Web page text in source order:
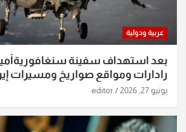
عربية ودولية
بعد استهداف سفينة
رادارات ومواقع صواريخ ومسيرات
الساعات الماضية
يونيو 27, 2026 editor